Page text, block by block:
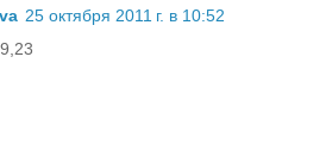
25 октября 2011 г. в 10:52